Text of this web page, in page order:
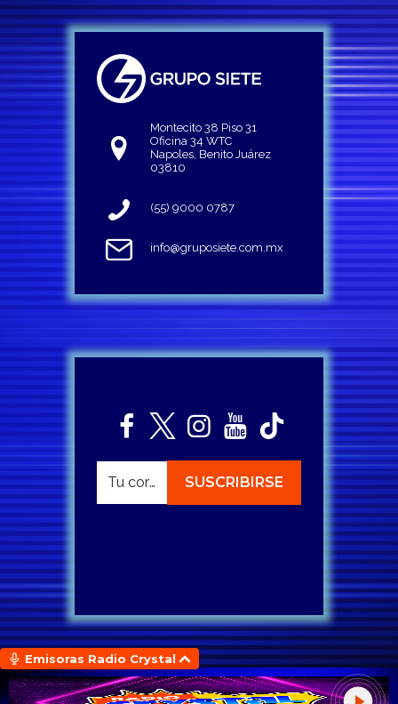
Montecito 38 Piso 31
Oficina 34 WTC
Napoles, Benito Juárez
03810
(55) 9000 0787
info@gruposiete.com.mx
Emisoras Radio Crystal